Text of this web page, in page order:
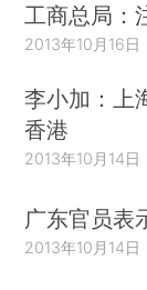
工商总局：
2013年10月16日
李小加：上
香港
2013年10月14日
广东官员表
2013年10月14日